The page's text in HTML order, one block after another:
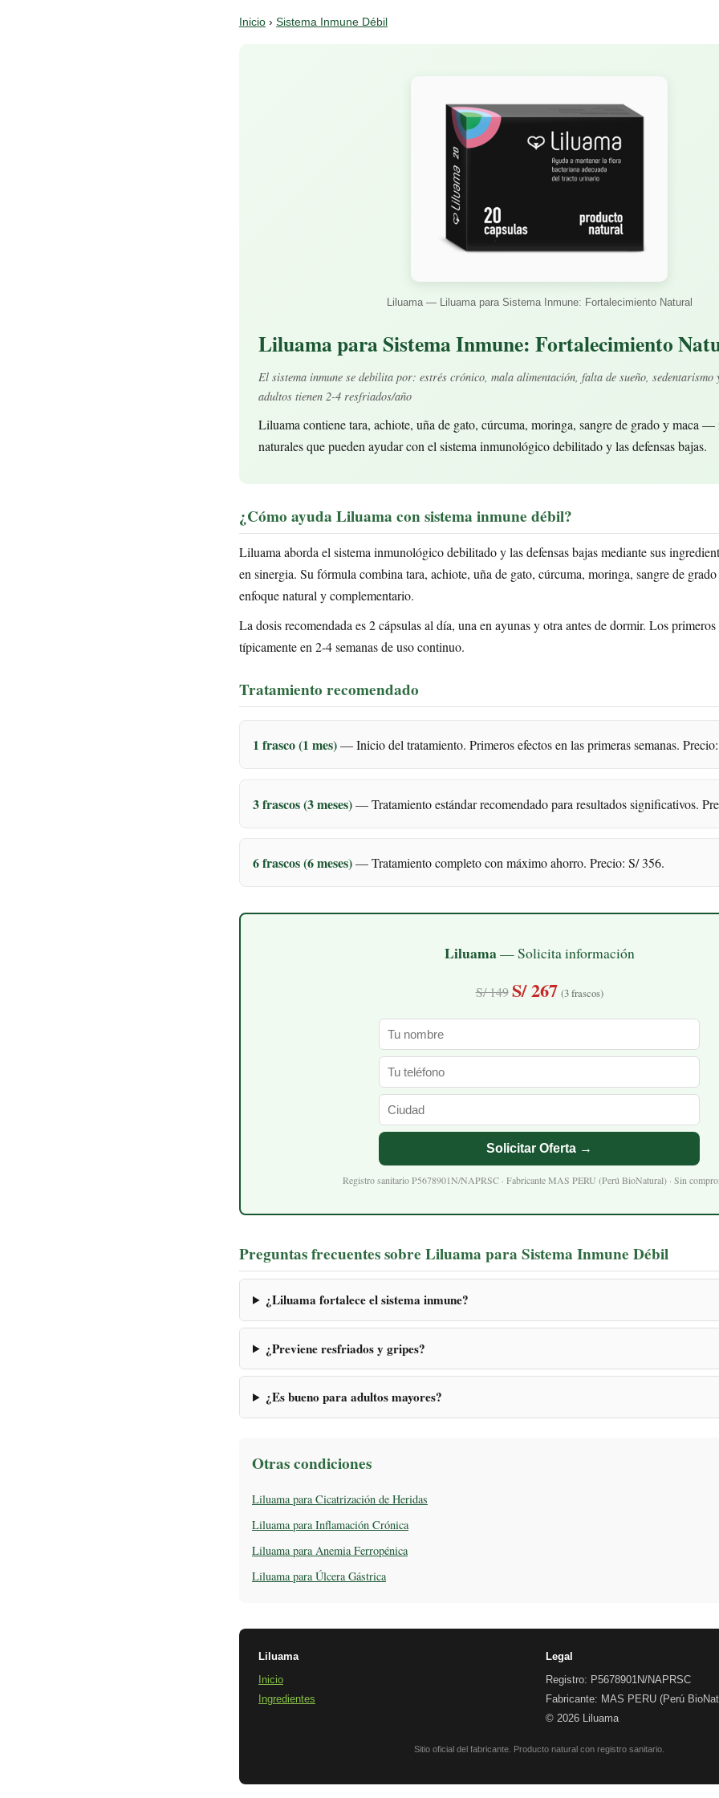
Inicio › Sistema Inmune Débil
Liluama — Liluama para Sistema Inmune: Fortalecimiento Natural
Liluama para Sistema Inmune: Fortalecimiento
El sistema inmune se debilita por: estrés crónico, mala alimentación, falta de sueño, sedentarismo
adultos tienen 2-4 resfriados/año
Liluama contiene tara, achiote, uña de gato, cúrcuma, moringa, sangre de grado y maca —
naturales que pueden ayudar con el sistema inmunológico debilitado y las defensas bajas.
¿Cómo ayuda Liluama con sistema inmune débil?
Liluama aborda el sistema inmunológico debilitado y las defensas bajas mediante sus
en sinergia. Su fórmula combina tara, achiote, uña de gato, cúrcuma, moringa, sangre de
enfoque natural y complementario.
La dosis recomendada es 2 cápsulas al día, una en ayunas y otra antes de dormir. Los
típicamente en 2-4 semanas de uso continuo.
Tratamiento recomendado
1 frasco (1 mes)— Inicio del tratamiento. Primeros efectos en las primeras semanas.
3 frascos (3 meses)— Tratamiento estándar recomendado para resultados significativos.
6 frascos (6 meses)— Tratamiento completo con máximo ahorro. Precio: S/ 356.
Liluama— Solicita información
S/ 149 S/ 267 (3 frascos)
Solicitar Oferta →
Registro sanitario P5678901N/NAPRSC · Fabricante MAS PERU (Perú BioNatural) · Sin
Preguntas frecuentes sobre Liluama para Sistema Inmune Débil
¿Liluama fortalece el sistema inmune?
¿Previene resfriados y gripes?
¿Es bueno para adultos mayores?
Otras condiciones
Liluama para Cicatrización de Heridas
Liluama para Inflamación Crónica
Liluama para Anemia Ferropénica
Liluama para Úlcera Gástrica
Liluama
Inicio
Ingredientes
Legal
Registro: P5678901N/NAPRSC
Fabricante: MAS PERU (Perú
© 2026 Liluama
Sitio oficial del fabricante. Producto natural con registro sanitario.